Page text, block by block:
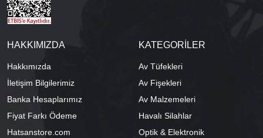
HAKKIMIZDA
Hakkımızda
İletişim Bilgilerimiz
Banka Hesaplarımız
Fiyat Farkı Ödeme
Hatsanstore.com
KATEGORİLER
Av Tüfekleri
Av Fişekleri
Av Malzemeleri
Havalı Silahlar
Optik & Elektronik